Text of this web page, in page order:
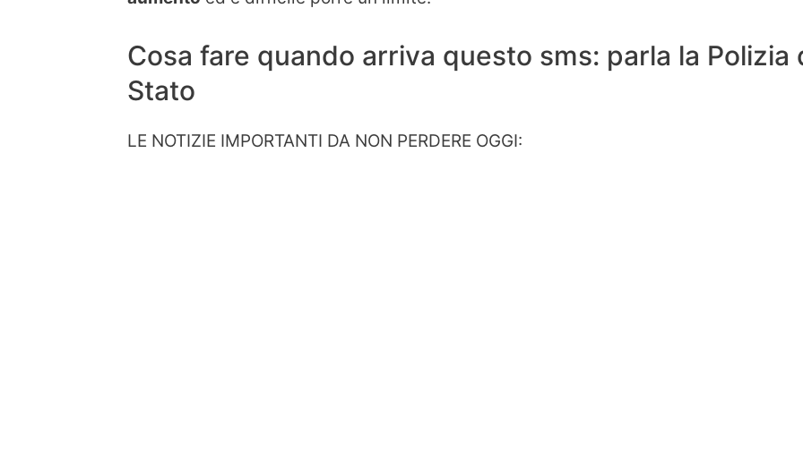
Cosa fare quando arriva questo sms: parla la Polizia
Stato
LE NOTIZIE IMPORTANTI DA NON PERDERE OGGI: